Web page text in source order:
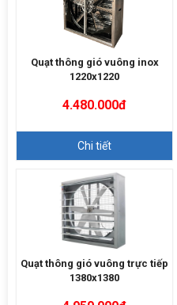
Quạt thông gió vuông inox
1220x1220
4.480.000đ
Chi tiết
Quạt thông gió vuông trực tiếp
1380x1380